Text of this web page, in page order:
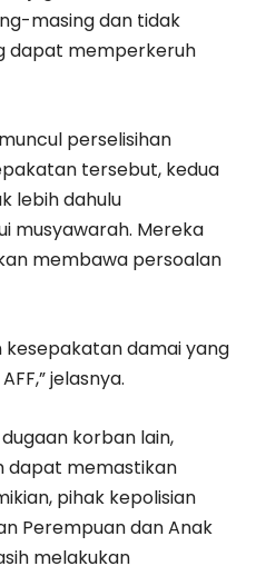
masing dan tidak
dapat memperkeruh
perselisihan
tersebut, kedua
lebih dahulu
musyawarah. Mereka
membawa persoalan
damai yang
jelasnya.
korban lain,
dapat memastikan
pihak kepolisian
Perempuan dan Anak
melakukan